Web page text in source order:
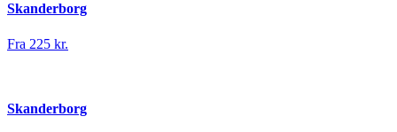
Skanderborg
Fra 225 kr.
Skanderborg